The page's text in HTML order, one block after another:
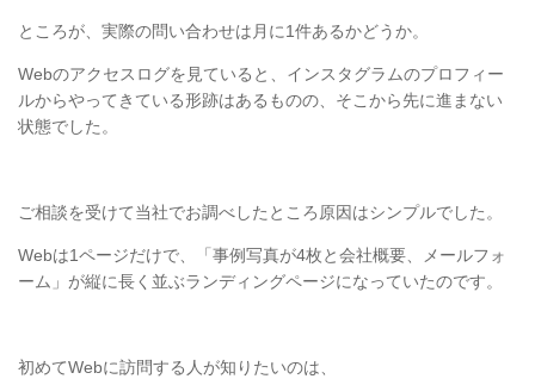
ところが、実際の問い合わせは月に1件あるかどうか。
Webのアクセスログを見ていると、インスタグラムのプロフィー
ルからやってきている形跡はあるものの、そこから先に進まない
状態でした。
ご相談を受けて当社でお調べしたところ原因はシンプルでした。
Webは1ページだけで、「事例写真が4枚と会社概要、メールフォ
ーム」が縦に長く並ぶランディングページになっていたのです。
初めてWebに訪問する人が知りたいのは、